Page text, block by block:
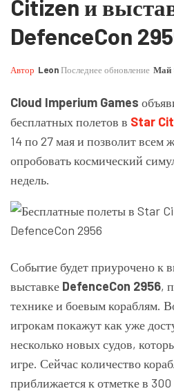
Citizen и
DefenceCon
Автор LeonПоследнее обновление Май
Cloud Imperium Games
бесплатных полетов в Star
14 по 27 мая и позволит
опробовать космический
недель.
Событие будет приурочено к
выставке DefenceCon 2956,
технике и боевым кораблям.
игрокам покажут как уже
несколько новых судов,
игре. Сейчас количество
приближается к отметке в